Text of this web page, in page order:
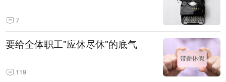
7
要给全体职工"应休尽休"的底气
119